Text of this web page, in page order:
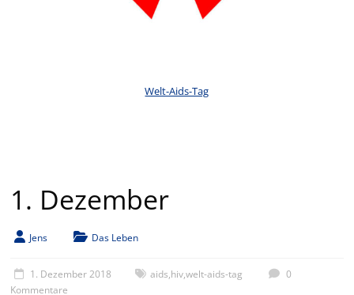
Welt-Aids-Tag
1. Dezember
Jens Das Leben
1. Dezember 2018 aids,hiv,welt-aids-tag
0
Kommentare